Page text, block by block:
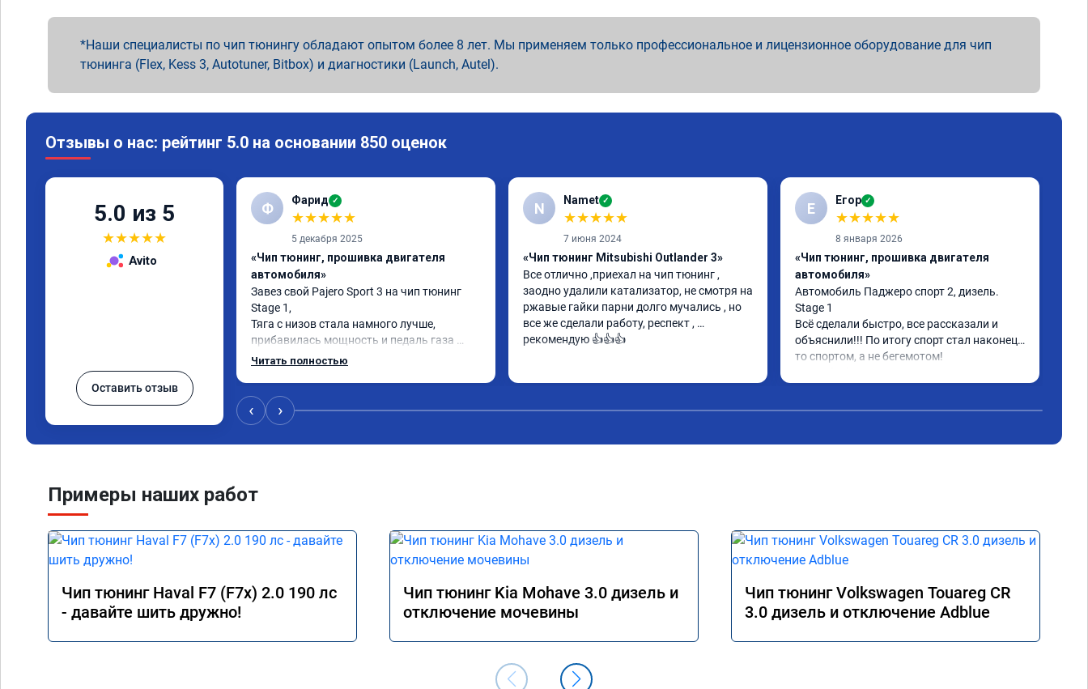
Наши специалисты по чип тюнингу обладают опытом более 8 лет. Мы применяем только профессиональное и лицензионное оборудование для чип
тюнинга (Flex, Kess 3, Autotuner, Bitbox) и диагностики (Launch, Autel).
Отзывы о нас: рейтинг 5.0 на основании 850 оценок
5.0 из 5
★★★★★
Avito
Оставить отзыв
Ф Фарид ✓
★★★★★
5 декабря 2025
«Чип тюнинг, прошивка двигателя
автомобиля»
Завез свой Pajero Sport 3 на чип тюнинг
Stage 1,
Тяга с низов стала намного лучше,
прибавилась мощность и педаль газа
стала отзывчивее.
качественно!
Читал что в Австралии при покупке этих
результаты должны быть еще лучше)
Читать полностью
N Namet ✓
★★★★★
7 июня 2024
«Чип тюнинг Mitsubishi Outlander 3»
Все отлично ,приехал на чип тюнинг ,
заодно удалили катализатор, не смотря на
ржавые гайки парни долго мучались , но
все же сделали работу, респект ,
рекомендую 👍👍👍
Е Егор ✓
★★★★★
8 января 2026
«Чип тюнинг, прошивка двигателя
автомобиля»
Автомобиль Паджеро спорт 2, дизель.
Stage 1
Всё сделали быстро, все рассказали и
объяснили!!! По итогу спорт стал наконец-
то спортом, а не бегемотом!
‹ ›
Примеры наших работ
Чип тюнинг Haval F7 (F7x) 2.0 190 лс
- давайте шить дружно!
Чип тюнинг Kia Mohave 3.0 дизель и
отключение мочевины
Чип тюнинг Volkswagen Touareg CR
3.0 дизель и отключение Adblue